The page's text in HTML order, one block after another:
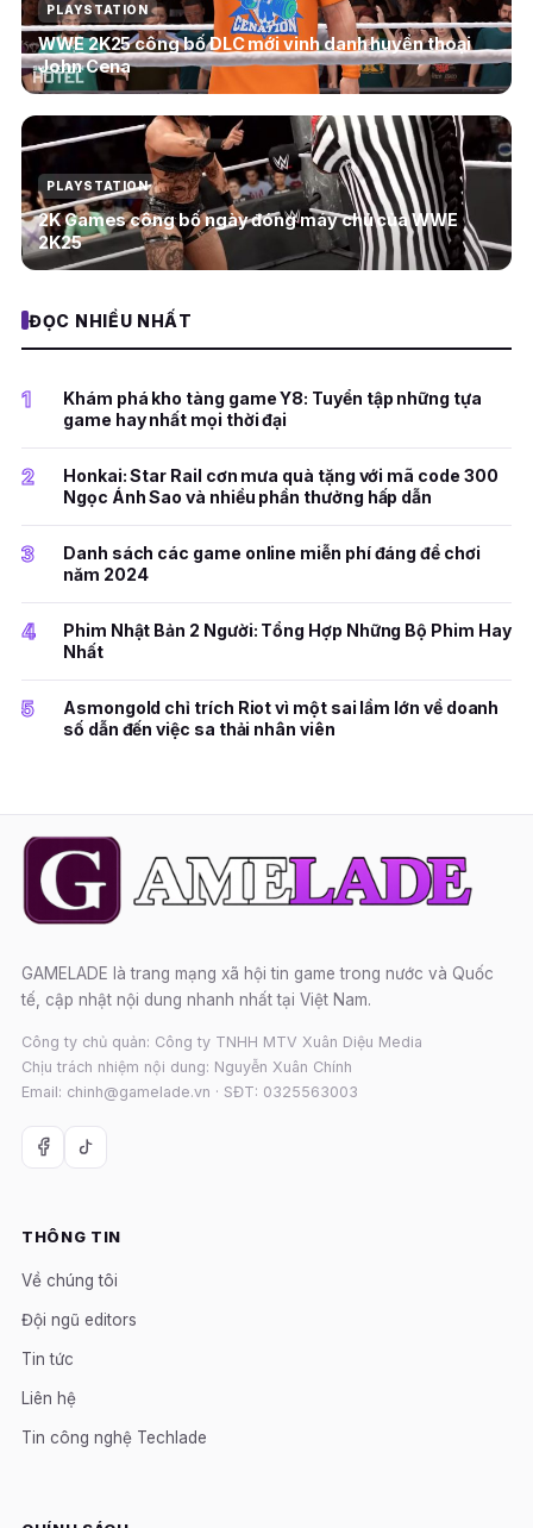
PLAYSTATION
WWE 2K25 công bố DLC mới vinh danh huyền thoại
John Cena
PLAYSTATION
2K Games công bố ngày đóng máy chủ của WWE
2K25
ĐỌC NHIỀU NHẤT
1
Khám phá kho tàng game Y8: Tuyển tập những tựa
game hay nhất mọi thời đại
2
Honkai: Star Rail cơn mưa quà tặng với mã code 300
Ngọc Ánh Sao và nhiều phần thưởng hấp dẫn
3
Danh sách các game online miễn phí đáng để chơi
năm 2024
4
Phim Nhật Bản 2 Người: Tổng Hợp Những Bộ Phim Hay
Nhất
5
Asmongold chỉ trích Riot vì một sai lầm lớn về doanh
số dẫn đến việc sa thải nhân viên
GAMELADE là trang mạng xã hội tin game trong nước và Quốc
tế, cập nhật nội dung nhanh nhất tại Việt Nam.
Công ty chủ quản: Công ty TNHH MTV Xuân Diệu Media
Chịu trách nhiệm nội dung: Nguyễn Xuân Chính
Email: chinh@gamelade.vn · SĐT: 0325563003
THÔNG TIN
Về chúng tôi
Đội ngũ editors
Tin tức
Liên hệ
Tin công nghệ Techlade